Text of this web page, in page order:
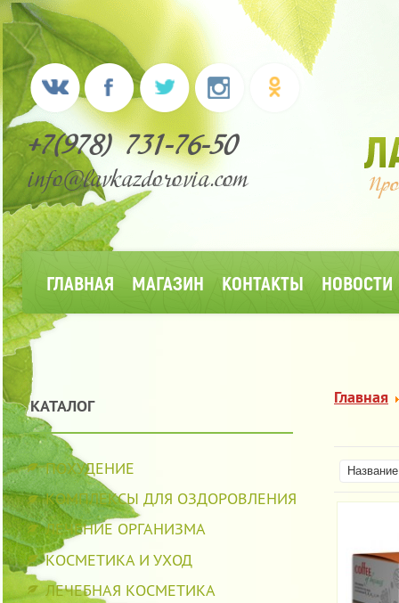
+7(978) 731-76-50
info@lavkazdorovia.com
ГЛАВНАЯ МАГАЗИН КОНТАКТЫ НОВОСТИ
КАТАЛОГ
ПОХУДЕНИЕ
КОМПЛЕКСЫ ДЛЯ ОЗДОРОВЛЕНИЯ
ЛЕЧЕНИЕ ОРГАНИЗМА
КОСМЕТИКА И УХОД
ЛЕЧЕБНАЯ КОСМЕТИКА
Главная